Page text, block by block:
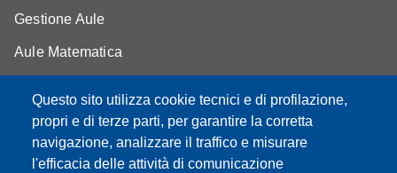
Questo sito utilizza cookie tecnici e di profilazione,
propri e di terze parti, per garantire la corretta
navigazione, analizzare il traffico e misurare
l'efficacia delle attività di comunicazione
Gestione Aule
Aule Matematica
Portale studenti
Moodle didattica online